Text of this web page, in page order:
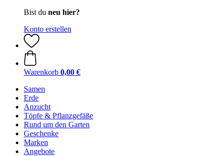
Bist du neu hier?
Konto erstellen
Warenkorb 0,00 €
Samen
Erde
Anzucht
Töpfe & Pflanzgefäße
Rund um den Garten
Geschenke
Marken
Angebote